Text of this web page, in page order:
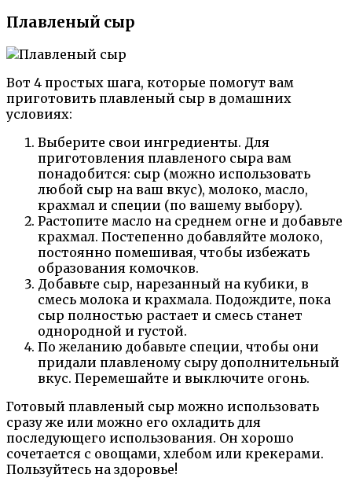
Плавленый сыр
Вот 4 простых шага, которые помогут вам
приготовить плавленый сыр в домашних
условиях:
Выберите свои ингредиенты. Для
приготовления плавленого сыра вам
понадобится: сыр (можно использовать
любой сыр на ваш вкус), молоко, масло,
крахмал и специи (по вашему выбору).
Растопите масло на среднем огне и добавьте
крахмал. Постепенно добавляйте молоко,
постоянно помешивая, чтобы избежать
образования комочков.
Добавьте сыр, нарезанный на кубики, в
смесь молока и крахмала. Подождите, пока
сыр полностью растает и смесь станет
однородной и густой.
По желанию добавьте специи, чтобы они
придали плавленому сыру дополнительный
вкус. Перемешайте и выключите огонь.
Готовый плавленый сыр можно использовать
сразу же или можно его охладить для
последующего использования. Он хорошо
сочетается с овощами, хлебом или крекерами.
Пользуйтесь на здоровье!